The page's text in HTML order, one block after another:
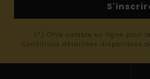
(*) Offre valable en ligne pour
Conditions détaillées disponibles